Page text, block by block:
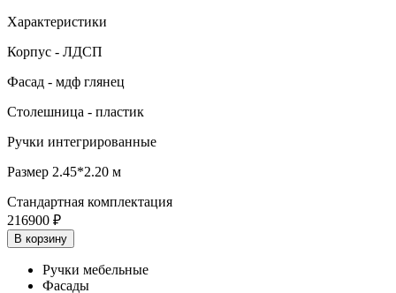
Характеристики
Корпус - ЛДСП
Фасад - мдф глянец
Столешница - пластик
Ручки интегрированные
Размер 2.45*2.20 м
Стандартная комплектация
216900 ₽
В корзину
Ручки мебельные
Фасады